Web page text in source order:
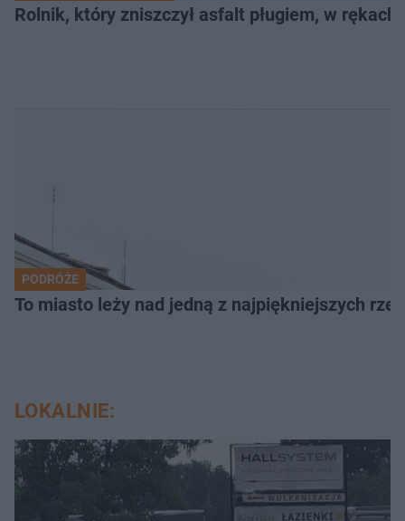
Rolnik, który zniszczył asfalt pługiem, w
PODRÓŻE
To miasto leży nad jedną z najpiękniejszych
LOKALNIE: